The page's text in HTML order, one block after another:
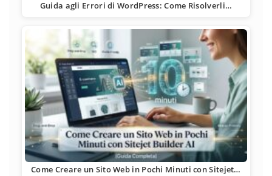
Guida agli Errori di WordPress: Come Risolverli…
Come Creare un Sito Web in Pochi Minuti con Sitejet…